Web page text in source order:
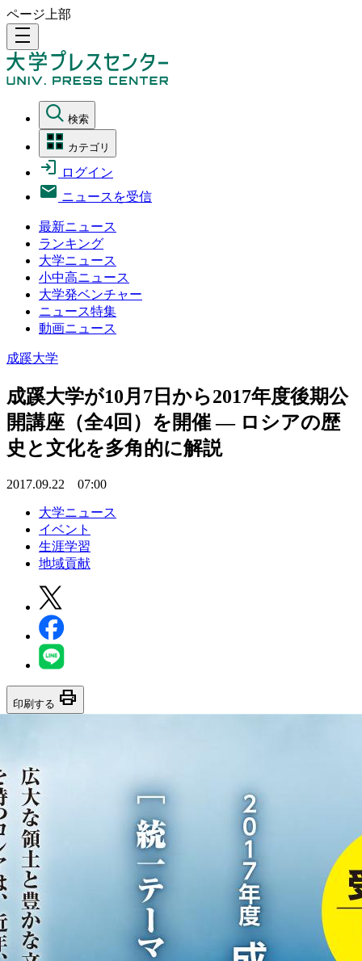
ページ上部
density_medium
検索
カテゴリ
ログイン
ニュースを受信
最新ニュース
ランキング
大学ニュース
小中高ニュース
大学発ベンチャー
ニュース特集
動画ニュース
成蹊大学
成蹊大学が10月7日から2017年度後期公
開講座（全4回）を開催 — ロシアの歴
史と文化を多角的に解説
2017.09.22 07:00
大学ニュース
イベント
生涯学習
地域貢献
印刷する print